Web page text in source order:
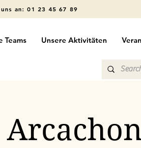
an: 01 23 45 67 89
Teams Unsere Aktivitäten
Arcachon